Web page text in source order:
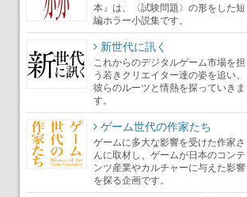
本』は、〈試験問題〉の形をした短
編ホラー小説集です。
新世代に訊く
これからのデジタルゲーム市場を担
う若きクリエイター達の姿を追い、
彼らのルーツと情熱を探っていきま
す。
ゲーム世代の作家たち
ゲームに多大な影響を受けた作家さ
んに取材し、ゲームが日本のコンテ
ンツ産業やカルチャーに与えた影響
を探る企画です。